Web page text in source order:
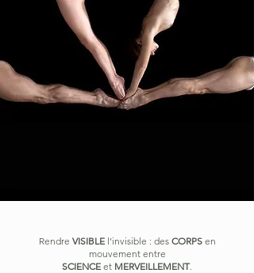
Rendre VISIBLE l’invisible : des CORPS en
mouvement entre
SCIENCE et MERVEILLEMENT.